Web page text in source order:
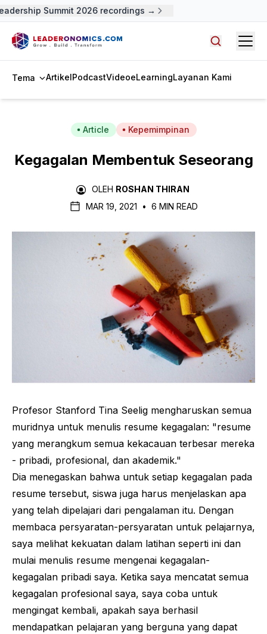
Summit 2026 recordings →
Tema ArtikelPodcastVideoeLearningLayanan Kami
Article Kepemimpinan
Kegagalan Membentuk Seseorang
OLEH ROSHAN THIRAN
MAR 19, 2021
• 6 MIN READ
Profesor Stanford Tina Seelig mengharuskan semua
muridnya untuk menulis resume kegagalan: "resume
yang merangkum semua kekacauan terbesar mereka
- pribadi, profesional, dan akademik."
Dia menegaskan bahwa untuk setiap kegagalan pada
resume tersebut, siswa juga harus menjelaskan apa
yang telah dipelajari dari pengalaman itu. Dengan
membaca persyaratan-persyaratan untuk pelajarnya,
saya melihat kekuatan dalam latihan seperti ini dan
mulai menulis resume mengenai kegagalan-
kegagalan pribadi saya. Ketika saya mencatat semua
kegagalan profesional saya, saya coba untuk
mengingat kembali, apakah saya berhasil
mendapatkan pelajaran yang berguna yang dapat